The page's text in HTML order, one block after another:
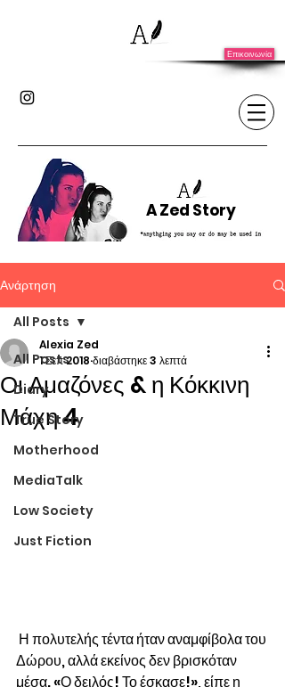
Επικοινωνία
A Zed Story
Ανάρτηση
All Posts
Diary
True Story
Motherhood
MediaTalk
Low Society
Just Fiction
All Posts
Οι Αμαζόνες & η Κόκκινη
Μάχη 4
Alexia Zed
1 Σεπ 2018 διαβάστηκε 3 λεπτά
Δώρου, αλλά εκείνος δεν βρισκόταν
μέσα. «Ο δειλός! Το έσκασε!», είπε η